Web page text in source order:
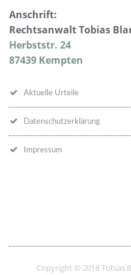
Anschrift:
Rechtsanwalt Tobias
Herbststr. 24
87439 Kempten
Aktuelle Urteile
Datenschutzerklärung
Impressum
Copyright © 2018 Tobias